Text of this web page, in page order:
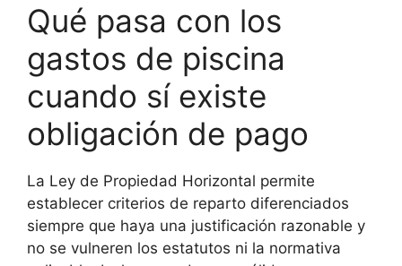
Qué pasa con los
gastos de piscina
cuando sí existe
obligación de pago
La Ley de Propiedad Horizontal permite
establecer criterios de reparto diferenciados
siempre que haya una justificación razonable y
no se vulneren los estatutos ni la normativa